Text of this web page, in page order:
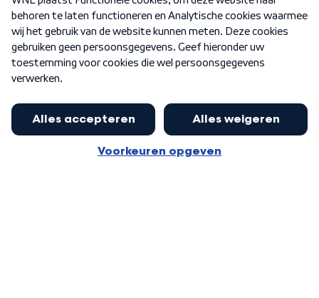
Nieuwsbrief
Word Lid